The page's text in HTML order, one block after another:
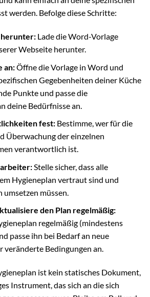
werden. Befolge diese Schritte:
herunter:Lade die Word-Vorlage
Webseite herunter.
an:Öffne die Vorlage in Word und
Gegebenheiten deiner Küche
Punkte und passe die
deine Bedürfnisse an.
fest:Bestimme, wer für die
Überwachung der einzelnen
verantwortlich ist.
Stelle sicher, dass alle
Hygieneplan vertraut sind und
umsetzen müssen.
den Plan regelmäßig:
regelmäßig (mindestens
passe ihn bei Bedarf an neue
veränderte Bedingungen an.
ist kein statisches Dokument,
Instrument, das sich an die sich